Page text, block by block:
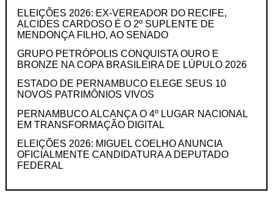
ELEIÇÕES 2026: EX-VEREADOR DO RECIFE,
ALCIDES CARDOSO É O 2º SUPLENTE DE
MENDONÇA FILHO, AO SENADO
GRUPO PETRÓPOLIS CONQUISTA OURO E
BRONZE NA COPA BRASILEIRA DE LÚPULO 2026
ESTADO DE PERNAMBUCO ELEGE SEUS 10
NOVOS PATRIMÔNIOS VIVOS
PERNAMBUCO ALCANÇA O 4º LUGAR NACIONAL
EM TRANSFORMAÇÃO DIGITAL
ELEIÇÕES 2026: MIGUEL COELHO ANUNCIA
OFICIALMENTE CANDIDATURA A DEPUTADO
FEDERAL